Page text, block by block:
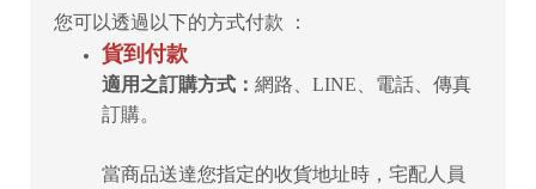
您可以透過以下的方式付款 ：
貨到付款
適用之訂購方式： 網路、LINE、電話、傳真
訂購。
當商品送達您指定的收貨地址時，宅配人員